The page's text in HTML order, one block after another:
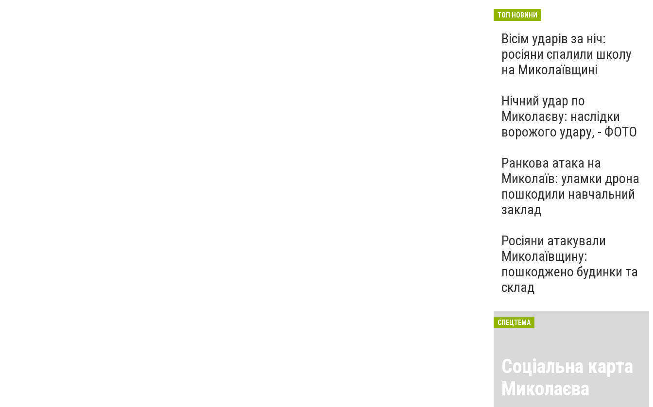
Миколаєві 2026: шукаємо
перезавантаження
ПАРТНЕРСЬКИЙ СПЕЦПРОЄКТ
Вчора
ТОП НОВИНИ
Вісім ударів за ніч:
росіяни спалили школу
на Миколаївщині
Нічний удар по
Миколаєву: наслідки
ворожого удару, - ФОТО
Ранкова атака на
Миколаїв: уламки дрона
пошкодили навчальний
заклад
Росіяни атакували
Миколаївщину:
пошкоджено будинки та
склад
СПЕЦТЕМА
Соціальна карта
Миколаєва